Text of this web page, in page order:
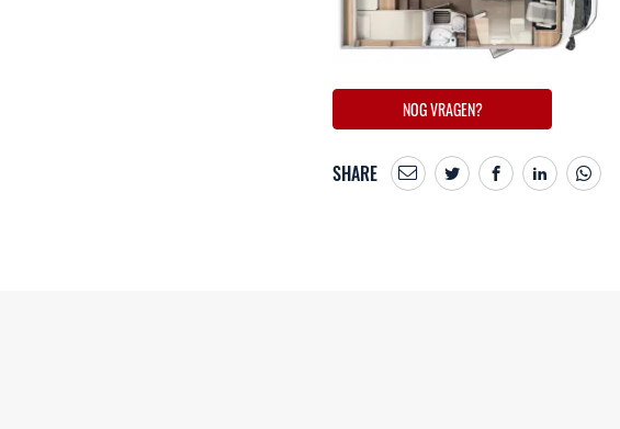
NOG VRAGEN?
SHARE